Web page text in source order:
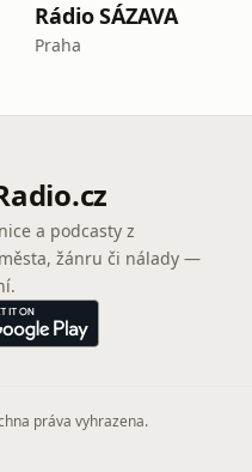
Rádio SÁZAVA
Praha
a podcasty z
žánru či nálady —
práva vyhrazena.